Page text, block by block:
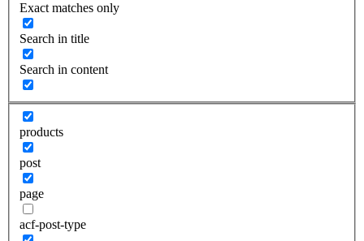
Exact matches only
Search in title
Search in content
products
post
page
acf-post-type